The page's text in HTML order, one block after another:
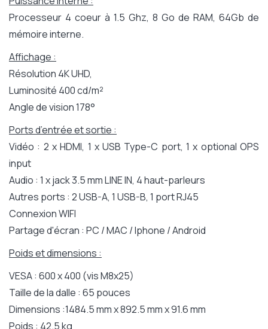
Processeur 4 coeur à 1.5 Ghz, 8 Go de RAM, 64Gb de
mémoire interne.
Affichage :
Résolution 4K UHD,
Luminosité 400 cd/m²
Angle de vision 178°
Ports d’entrée et sortie :
Vidéo : 2 x HDMI, 1 x USB Type-C port, 1 x optional OPS
input
Audio : 1 x jack 3.5 mm LINE IN, 4 haut-parleurs
Autres ports : 2 USB-A, 1 USB-B, 1 port RJ45
Connexion WIFI
Partage d'écran : PC / MAC / Iphone / Android
Poids et dimensions :
VESA : 600 x 400 (vis M8x25)
Taille de la dalle : 65 pouces
Dimensions :1484.5 mm x 892.5 mm x 91.6 mm
Poids : 42.5 kg